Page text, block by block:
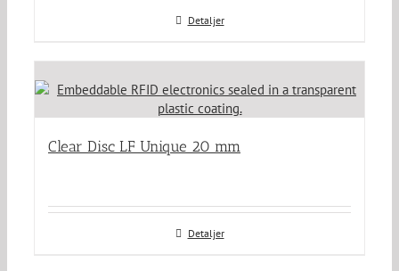
Detaljer
Clear Disc LF Unique 20 mm
Detaljer